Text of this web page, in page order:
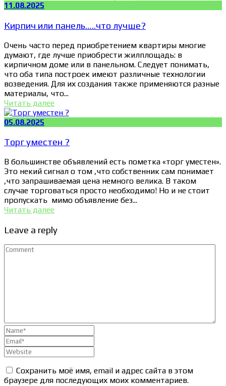
11.08.2025
Кирпич или панель…..что лучше?
Очень часто перед приобретением квартиры многие
думают, где лучше приобрести жилплощадь: в
кирпичном доме или в панельном. Следует понимать,
что оба типа построек имеют различные технологии
возведения. Для их создания также применяются разные
материалы, что...
Читать далее
05.08.2025
Торг уместен ?
В большинстве объявлений есть пометка «торг уместен».
Это некий сигнал о том ,что собственник сам понимает
,что запрашиваемая цена немного велика. В таком
случае торговаться просто необходимо! Но и не стоит
пропускать мимо объявление без...
Читать далее
Leave a reply
Сохранить моё имя, email и адрес сайта в этом
браузере для последующих моих комментариев.